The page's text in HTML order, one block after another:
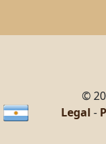
©
Legal -